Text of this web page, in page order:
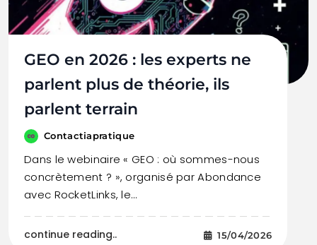
GEO en 2026 : les experts ne
parlent plus de théorie, ils
parlent terrain
Contactiapratique
Dans le webinaire « GEO : où sommes-nous
concrètement ? », organisé par Abondance
avec RocketLinks, le…
continue reading.. 15/04/2026